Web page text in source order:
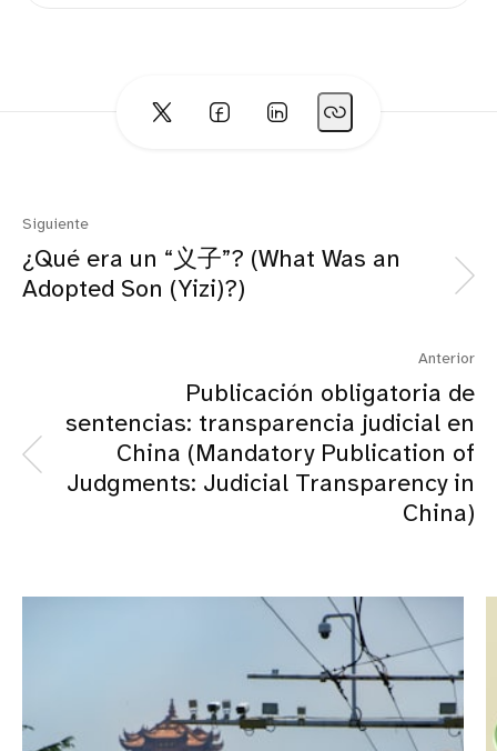
Siguiente
¿Qué era un “义子”? (What Was an
Adopted Son (Yizi)?)
Anterior
Publicación obligatoria de
sentencias: transparencia judicial en
China (Mandatory Publication of
Judgments: Judicial Transparency in
China)